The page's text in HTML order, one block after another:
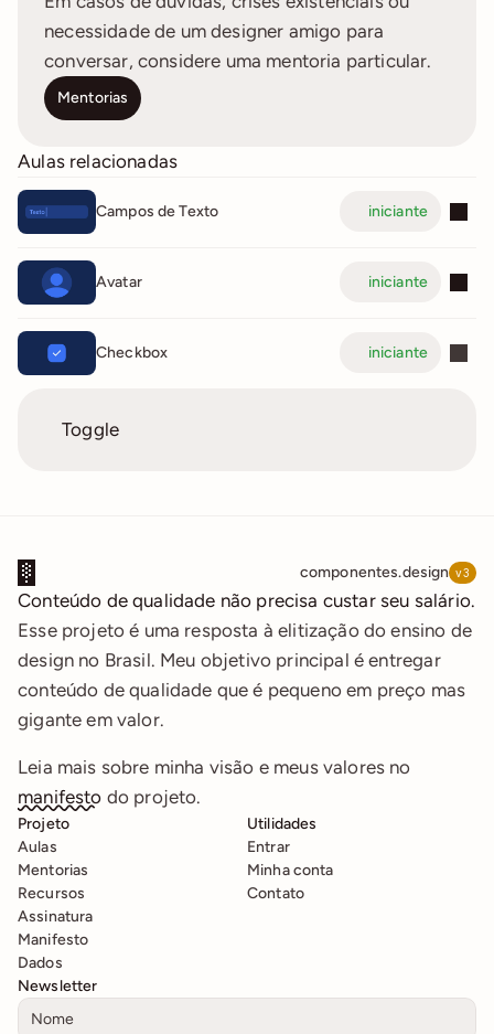
necessidade de um designer amigo para
conversar, considere uma mentoria particular.
Mentorias
Aulas relacionadas
Campos de Texto iniciante
Avatar iniciante
Checkbox iniciante
Toggle
componentes.design v3
Conteúdo de qualidade não precisa custar seu salário.
Esse projeto é uma resposta à elitização do ensino de
design no Brasil. Meu objetivo principal é entregar
conteúdo de qualidade que é pequeno em preço mas
gigante em valor.
manifesto do projeto.
Projeto
Aulas
Mentorias
Recursos
Assinatura
Manifesto
Dados
Utilidades
Entrar
Minha conta
Contato
Newsletter